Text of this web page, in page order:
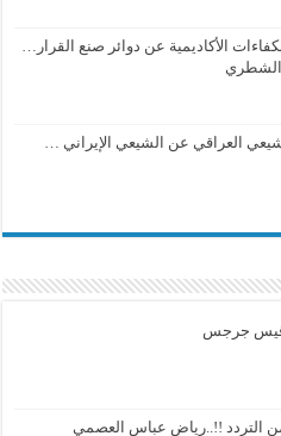
الأكاديمية عن دوائر صنع القرار…
الشطري
العراقي عن الشيعي الإيراني …
جرجس
التردد !!..رياض عباس العصمي